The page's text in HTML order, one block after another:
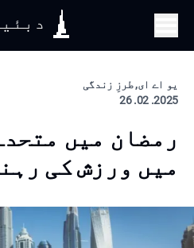
یو اے ای, طرزِ زندگی
2025. 02. 26
رمضان میں
میں ورزش کی